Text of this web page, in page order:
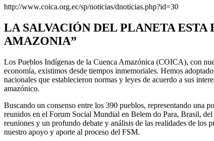
http://www.coica.org.ec/sp/noticias/dnoticias.php?id=30
LA SALVACIÓN DEL PLANETA
AMAZONIA”
Los Pueblos Indígenas de la Cuenca Amazónica (COICA), con
economía, existimos desde tiempos inmemoriales. Hemos
nacionales que establecieron normas y leyes de acuerdo a sus
amazónico.
Buscando un consenso entre los 390 pueblos, representando una
reunidos en el Forum Social Mundial en Belem do Para, Brasil,
reuniones y un profundo debate y análisis de las realidades de los
nuestro apoyo y aporte al proceso del FSM.